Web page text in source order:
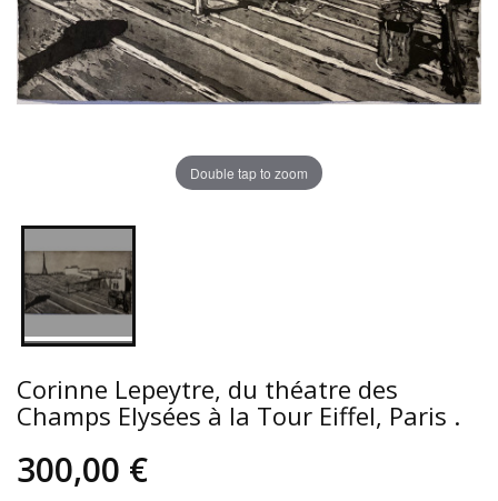
Double tap to zoom
Corinne Lepeytre, du théatre des
Champs Elysées à la Tour Eiffel, Paris .
300,00 €